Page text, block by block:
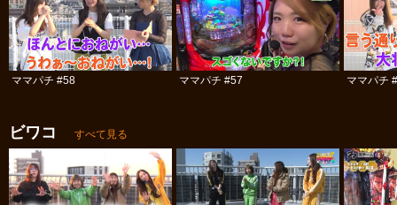
ママパチ #58 ママパチ #57 ママパチ
ビワコ すべて見る